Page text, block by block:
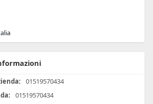
01519570434
01519570434